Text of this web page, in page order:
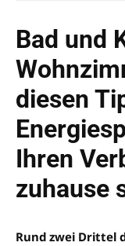
Bad und
diesen
Ihren
zuhause
Rund zwei Drittel